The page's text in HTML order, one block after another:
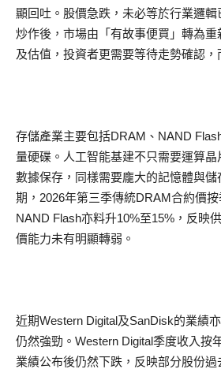
顯回吐。股價急跌，未必等於行業邏
炒作後，市場由「有故事便買」轉為重
及估值，投資者更需要等待走勢確認，
存儲產業主要包括DRAM、NAND
量硬碟。人工智能基建不只需要運算
數據保存，同樣需要龐大的記憶體與儲
期，2026年第三季傳統DRAM合約價按
NAND Flash亦料升10%至15%，反映
價能力未有明顯轉弱。
近期Western Digital及SanDisk的業績
仍然強勁。Western Digital季度收入按
業績公布後仍然下跌，反映部分股份